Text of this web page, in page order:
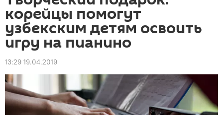
корейцы помогут
узбекским детям освоить
игру на пианино
13:29 19.04.2019